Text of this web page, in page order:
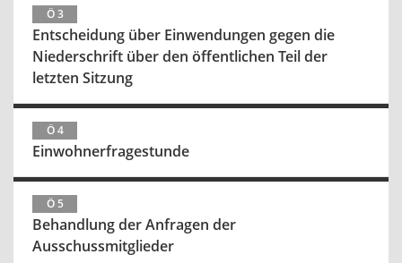
Ö 3
Entscheidung über Einwendungen gegen die
Niederschrift über den öffentlichen Teil der
letzten Sitzung
Ö 4
Einwohnerfragestunde
Ö 5
Behandlung der Anfragen der
Ausschussmitglieder